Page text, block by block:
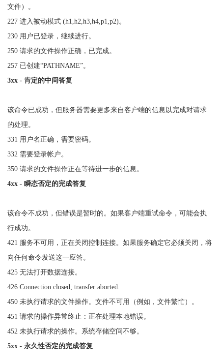
文件）。
227 进入被动模式 (h1,h2,h3,h4,p1,p2)。
230 用户已登录，继续进行。
250 请求的文件操作正确，已完成。
257 已创建“PATHNAME”。
3xx - 肯定的中间答复
该命令已成功，但服务器需要更多来自客户端的信息以完成对请求
的处理。
331 用户名正确，需要密码。
332 需要登录帐户。
350 请求的文件操作正在等待进一步的信息。
4xx - 瞬态否定的完成答复
该命令不成功，但错误是暂时的。如果客户端重试命令，可能会执
行成功。
421 服务不可用，正在关闭控制连接。如果服务确定它必须关闭，将
向任何命令发送这一应答。
425 无法打开数据连接。
426 Connection closed; transfer aborted.
450 未执行请求的文件操作。文件不可用（例如，文件繁忙）。
451 请求的操作异常终止：正在处理本地错误。
452 未执行请求的操作。系统存储空间不够。
5xx - 永久性否定的完成答复